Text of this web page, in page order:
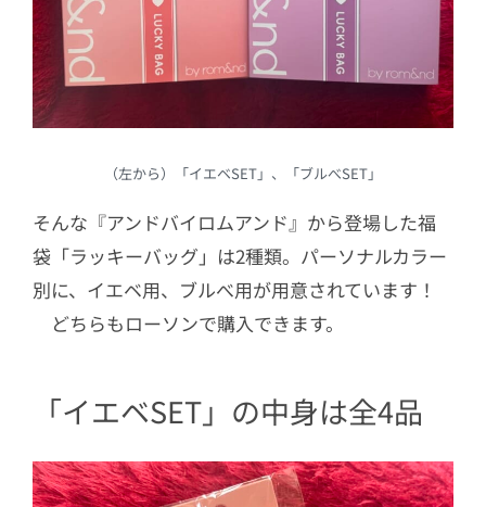
（左から）「イエベSET」、「ブルべSET」
そんな『アンドバイロムアンド』から登場した福
袋「ラッキーバッグ」は2種類。パーソナルカラー
別に、イエベ用、ブルべ用が用意されています！
どちらもローソンで購入できます。
「イエベSET」の中身は全4品